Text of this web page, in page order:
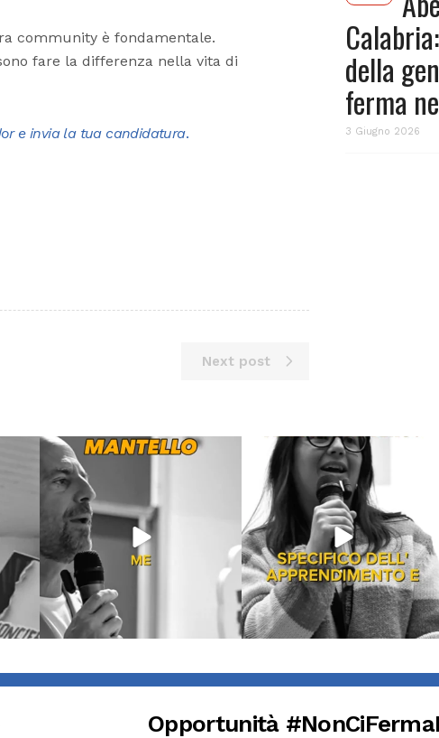
community è fondamentale.
fare la differenza nella vita di
e invia la tua candidatura.
Next post
della
ferma
3 Giugno 2026
Giu 21 Giu 18
871 33
Opportunità